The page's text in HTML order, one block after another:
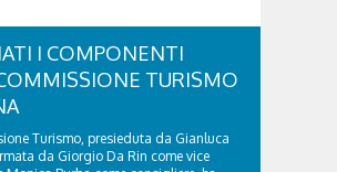
I COMPONENTI
TURISMO
Turismo, presieduta da Gianluca
da Giorgio Da Rin come vice